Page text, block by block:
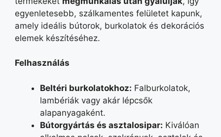
egyenletesebb, szálkamentes felületet kapunk,
amely ideális bútorok, burkolatok és dekorációs
elemek készítéséhez.
Felhasználás
Beltéri burkolatokhoz: Falburkolatok,
lambériák vagy akár lépcsők
alapanyagaként.
Bútorgyártás és asztalosipar: Kiválóan